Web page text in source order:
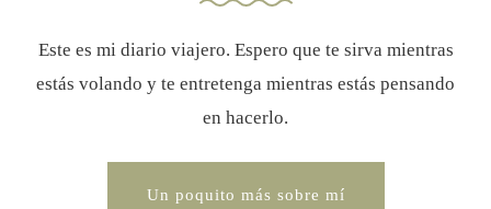
Este es mi diario viajero. Espero que te sirva mientras
estás volando y te entretenga mientras estás pensando
en hacerlo.
Un poquito más sobre mí